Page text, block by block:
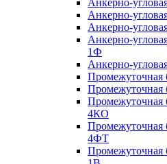
Анкерно-
Анкерно-
Анкерно-
1Ф
Анкерно-
Промежуточная
Промежуточная
Промежуточная
4КО
Промежуточная
4ФТ
Промежуточная